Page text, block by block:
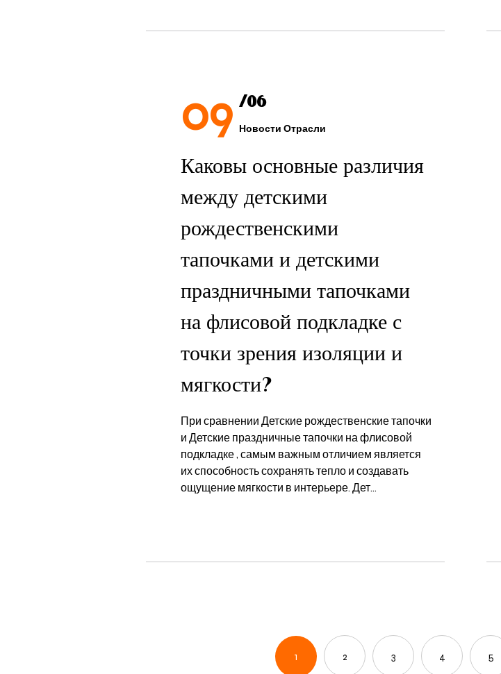
09 /06
Новости Отрасли
Каковы основные различия
между детскими
рождественскими
тапочками и детскими
праздничными тапочками
на флисовой подкладке с
точки зрения изоляции и
мягкости?
При сравнении Детские рождественские тапочки
и Детские праздничные тапочки на флисовой
подкладке , самым важным отличием является
их способность сохранять тепло и создавать
ощущение мягкости в интерьере. Дет...
1 2 3 4 5